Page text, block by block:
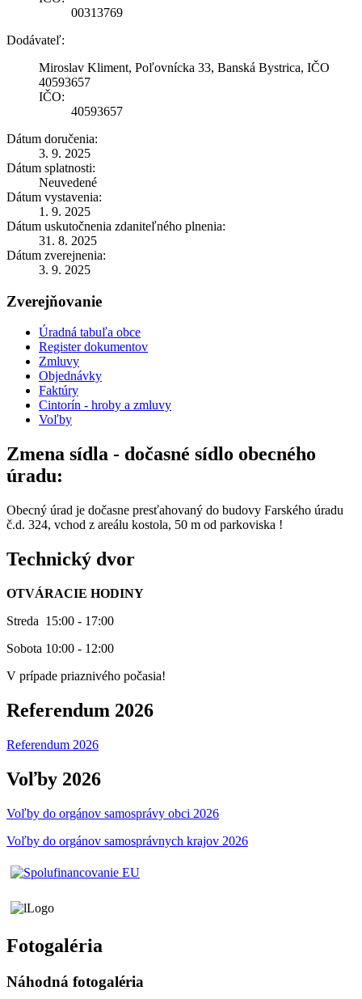
00313769
Dodávateľ:
Miroslav Kliment, Poľovnícka 33, Banská Bystrica, IČO
40593657
IČO:
40593657
Dátum doručenia:
3. 9. 2025
Dátum splatnosti:
Neuvedené
Dátum vystavenia:
1. 9. 2025
Dátum uskutočnenia zdaniteľného plnenia:
31. 8. 2025
Dátum zverejnenia:
3. 9. 2025
Zverejňovanie
Úradná tabuľa obce
Register dokumentov
Zmluvy
Objednávky
Faktúry
Cintorín - hroby a zmluvy
Voľby
Zmena sídla - dočasné sídlo obecného
úradu:
Obecný úrad je dočasne presťahovaný do budovy Farského úradu
č.d. 324, vchod z areálu kostola, 50 m od parkoviska !
Technický dvor
OTVÁRACIE HODINY
Streda 15:00 - 17:00
Sobota 10:00 - 12:00
V prípade priaznivého počasia!
Referendum 2026
Referendum 2026
Voľby 2026
Voľby do orgánov samosprávy obci 2026
Voľby do orgánov samosprávnych krajov 2026
Fotogaléria
Náhodná fotogaléria